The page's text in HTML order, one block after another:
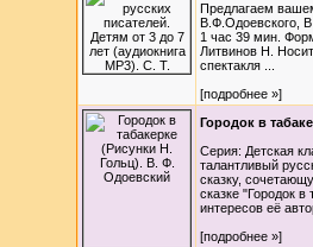
Предлагаем
В.Ф.Одоевского,
1 час 39 мин.
Литвинов Н.
спектакля ...
[подробнее »]
Городок в
Серия: Детская
талантливый
сказку,
сказке "Городок в
интересов её
[подробнее »]